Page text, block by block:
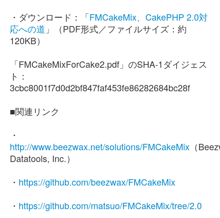
・ダウンロード：「FMCakeMix、CakePHP 2.0対
応への道 」（PDF形式／ファイルサイズ：約
120KB）
「FMCakeMixForCake2.pdf」のSHA-1ダイジェス
ト：
3cbc8001f7d0d2bf847faf453fe86282684bc28f
■関連リンク
・
http://www.beezwax.net/solutions/FMCakeMix （
Datatools, Inc.）
・ https://github.com/beezwax/FMCakeMix
・ https://github.com/matsuo/FMCakeMix/tree/2.0